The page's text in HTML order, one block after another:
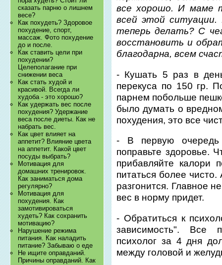
сказать парню о лишнем
весе?
Как похудеть? Здоровое
похудение, спорт,
массаж. Фото похудение
до и после.
Как ставить цели при
похудении?
Целеполагание при
снижении веса
Как стать худой и
красивой. Всегда ли
худоба - это хорошо?
Как удержать вес после
похудения? Удержание
веса после диеты. Как не
набрать вес.
Как цвет влияет на
аппетит? Влияние цвета
на аппетит. Какой цвет
посуды выбрать?
Мотивация для
домашних тренировок.
Как заниматься дома
регулярно?
Мотивация для
похудения. Как
замотивироваться
худеть? Как сохранить
мотивацию?
Нарушение режима
питания. Как наладить
питание? Забываю о еде
Не ищите оправданий.
Причины оправданий. Как
все хорошо. И маме
всей этой
теперь делать? С
восстановить и
благодарна, всем
- Кушать 5 раз в
перекуса по 150 гр.
парнем побольше
было думать о
похудения, это все
- В первую
поправьте здоровье.
прибавляйте калори
питаться более
разгонится. Главное
вес в норму придет.
- Обратиться к
зависимость". Все
психолог за 4 дня
между головой и